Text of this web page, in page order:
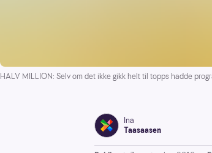
HALV MILLION: Selv om det ikke gikk helt til topps hadde
Ina
Taasaasen